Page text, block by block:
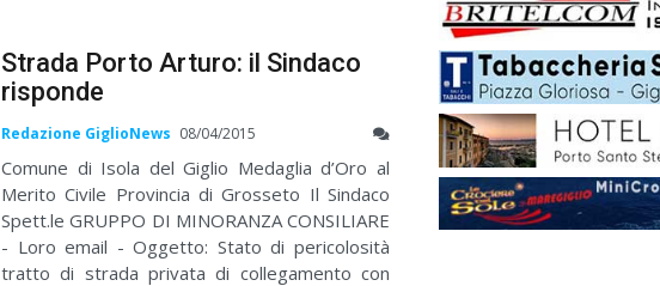
Strada Porto Arturo: il Sindaco
risponde
Redazione GiglioNews 08/04/2015
Comune di Isola del Giglio Medaglia d’Oro al
Merito Civile Provincia di Grosseto Il Sindaco
Spett.le GRUPPO DI MINORANZA CONSILIARE
- Loro email - Oggetto: Stato di pericolosità
tratto di strada privata di collegamento con